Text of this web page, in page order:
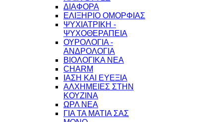
ΔΙΑΦΟΡΑ
ΕΛΙΞΗΡΙΟ ΟΜΟΡΦΙΑΣ
ΨΥΧΙΑΤΡΙΚΗ -
ΨΥΧΟΘΕΡΑΠΕΙΑ
ΟΥΡΟΛΟΓΙΑ -
ΑΝΔΡΟΛΟΓΙΑ
ΒΙΟΛΟΓΙΚΑ ΝΕΑ
CHARM
ΙΑΣΗ ΚΑΙ ΕΥΕΞΙΑ
ΑΛΧΗΜΕΙΕΣ ΣΤΗΝ
ΚΟΥΖΙΝΑ
ΩΡΛ ΝEA
ΓΙΑ ΤΑ ΜΑΤΙΑ ΣΑΣ